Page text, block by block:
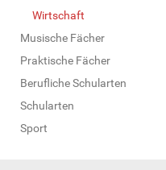
Wirtschaft
Musische Fächer
Praktische Fächer
Berufliche Schularten
Schularten
Sport